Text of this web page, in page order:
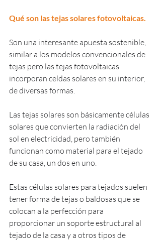
Qué son las tejas solares fotovoltaicas.
Son una interesante apuesta sostenible,
similar a los modelos convencionales de
tejas pero las tejas fotovoltaicas
incorporan celdas solares en su interior,
de diversas formas.
Las tejas solares son básicamente células
solares que convierten la radiación del
sol en electricidad, pero también
funcionan como material para el tejado
de su casa, un dos en uno.
Estas células solares para tejados suelen
tener forma de tejas o baldosas que se
colocan a la perfección para
proporcionar un soporte estructural al
tejado de la casa y a otros tipos de